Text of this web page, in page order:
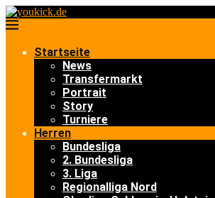
Startseite
News
Transfermarkt
Portrait
Story
Turniere
Herren
Bundesliga
2. Bundesliga
3. Liga
Regionalliga Nord